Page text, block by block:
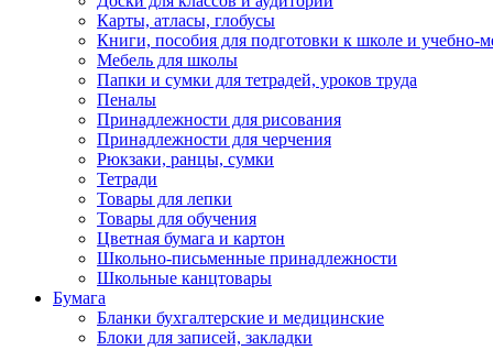
Карты, атласы, глобусы
Книги, пособия для подготовки к школе и учебно-
Мебель для школы
Папки и сумки для тетрадей, уроков труда
Пеналы
Принадлежности для рисования
Принадлежности для черчения
Рюкзаки, ранцы, сумки
Тетради
Товары для лепки
Товары для обучения
Цветная бумага и картон
Школьно-письменные принадлежности
Школьные канцтовары
Бумага
Бланки бухгалтерские и медицинские
Блоки для записей, закладки